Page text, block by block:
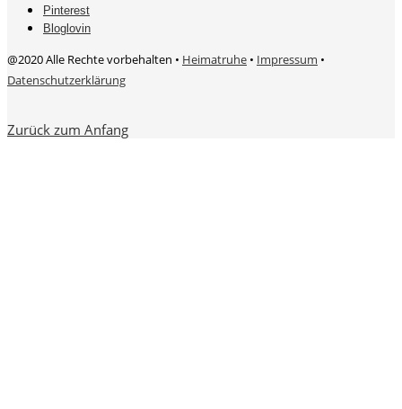
Pinterest
Bloglovin
@2020 Alle Rechte vorbehalten • Heimatruhe • Impressum •
Datenschutzerklärung
Zurück zum Anfang